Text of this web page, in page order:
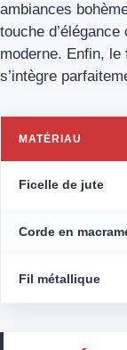
ambiances
touche
moderne. Enfin, le
s’intègre
MATÉRIAU
Ficelle de jute
Corde en
Fil métallique